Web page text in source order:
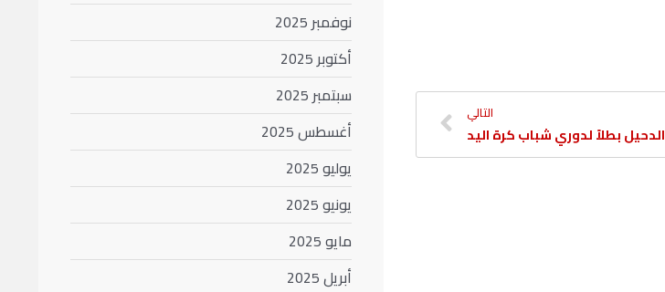
التالي
الدحيل بطلاً لدوري شباب كرة اليد
نوفمبر 2025
أكتوبر 2025
سبتمبر 2025
أغسطس 2025
يوليو 2025
يونيو 2025
مايو 2025
أبريل 2025